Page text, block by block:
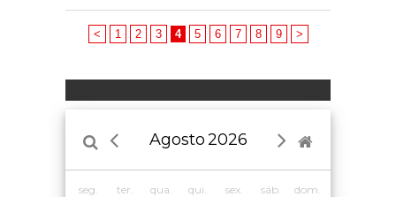
< 1 2 3 4 5 6 7 8 9 >
Agosto2026
seg. ter. qua. qui. sex. sáb. dom.